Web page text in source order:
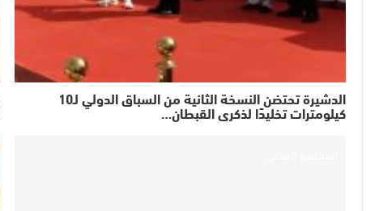
الدشيرة تحتضن النسخة الثانية من السباق الدولي لـ10
كيلومترات تخليدًا لذكرى القبطان…